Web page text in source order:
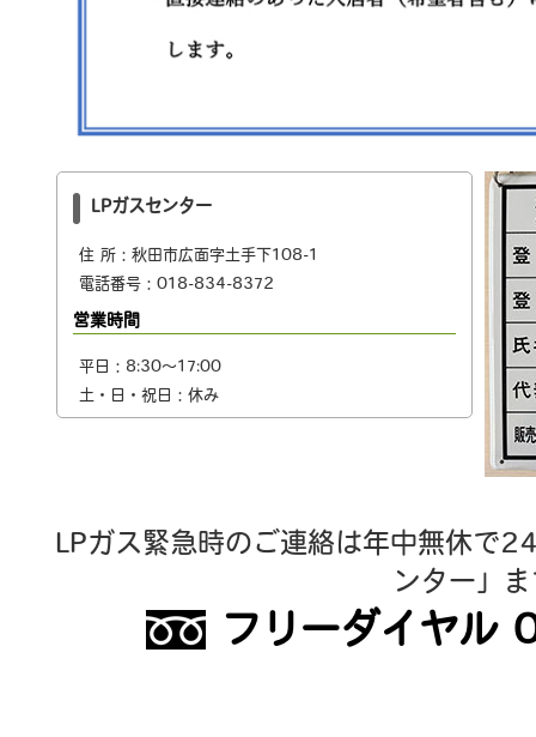
LPガスセンター
住 所：秋田市広面字土手下108-1
電話番号：018-834-8372
営業時間
平日 ： 8:30～17:00
土・日・祝日：休み
LPガス緊急時のご連絡は年中無休で
ンター」
フリーダイヤ